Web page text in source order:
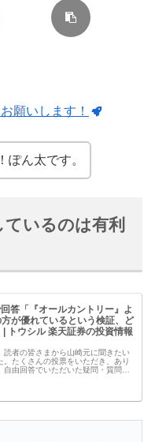
願いします！
ぽん太です。
いるのは有利
答「『オールカントリー』よ
が優れているという検証、ど
| トウシル 楽天証券の投資情報
読者の皆さまから山崎元に聞きたい
。たくさんの投票をいただき、あり
自由回答でいただいた疑問・質問
（トウシル…